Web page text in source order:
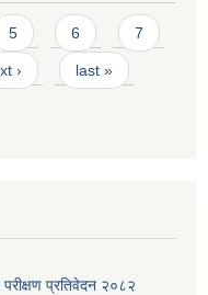
5 6 7
› last »
प्रतिवेदन २०८२